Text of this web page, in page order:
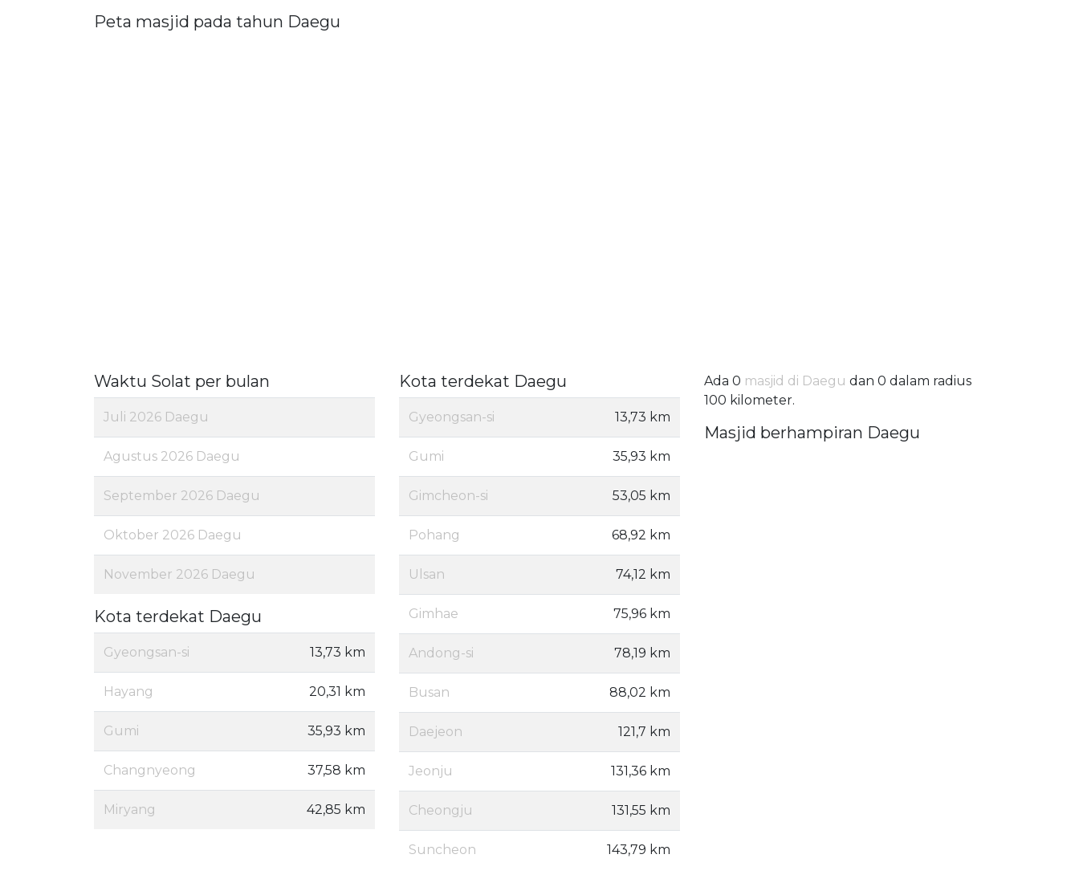
Peta masjid pada tahun Daegu
Waktu Solat per bulan
Juli 2026 Daegu
Agustus 2026 Daegu
September 2026 Daegu
Oktober 2026 Daegu
November 2026 Daegu
Kota terdekat Daegu
Gyeongsan-si 13,73 km
Hayang 20,31 km
Gumi 35,93 km
Changnyeong 37,58 km
Miryang 42,85 km
Kota terdekat Daegu
Gyeongsan-si 13,73 km
Gumi 35,93 km
Gimcheon-si 53,05 km
Pohang 68,92 km
Ulsan 74,12 km
Gimhae 75,96 km
Andong-si 78,19 km
Busan 88,02 km
Daejeon 121,7 km
Jeonju 131,36 km
Cheongju 131,55 km
Suncheon 143,79 km
Ada 0 masjid di Daegu dan 0 dalam radius
100 kilometer.
Masjid berhampiran Daegu